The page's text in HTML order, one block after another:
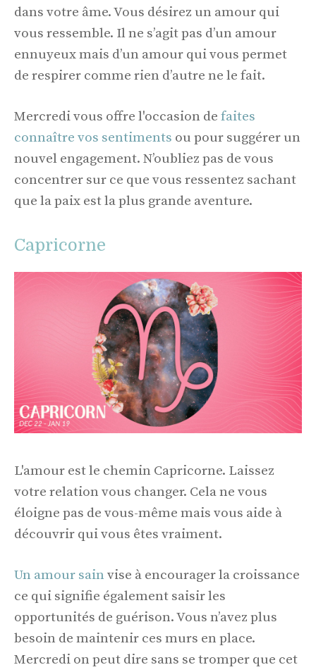
dans votre âme. Vous désirez un amour qui
vous ressemble. Il ne s’agit pas d’un amour
ennuyeux mais d’un amour qui vous permet
de respirer comme rien d’autre ne le fait.
Mercredi vous offre l'occasion de faites
connaître vos sentiments ou pour suggérer un
nouvel engagement. N’oubliez pas de vous
concentrer sur ce que vous ressentez sachant
que la paix est la plus grande aventure.
Capricorne
L'amour est le chemin Capricorne. Laissez
votre relation vous changer. Cela ne vous
éloigne pas de vous-même mais vous aide à
découvrir qui vous êtes vraiment.
Un amour sain vise à encourager la croissance
ce qui signifie également saisir les
opportunités de guérison. Vous n’avez plus
besoin de maintenir ces murs en place.
Mercredi on peut dire sans se tromper que cet